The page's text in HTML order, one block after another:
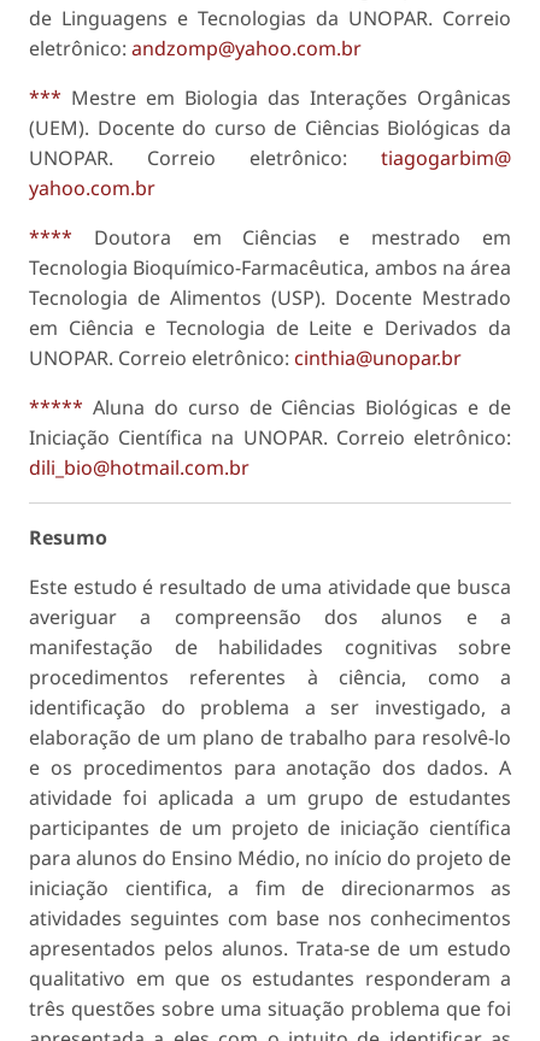
de Linguagens e Tecnologias da UNOPAR. Correio
eletrônico: andzomp@yahoo.com.br
*** Mestre em Biologia das Interações Orgânicas
(UEM). Docente do curso de Ciências Biológicas da
UNOPAR. Correio eletrônico: tiagogarbim@
yahoo.com.br
**** Doutora em Ciências e mestrado em
Tecnologia Bioquímico-Farmacêutica, ambos na área
Tecnologia de Alimentos (USP). Docente Mestrado
em Ciência e Tecnologia de Leite e Derivados da
UNOPAR. Correio eletrônico: cinthia@unopar.br
***** Aluna do curso de Ciências Biológicas e de
Iniciação Científica na UNOPAR. Correio eletrônico:
dili_bio@hotmail.com.br
Resumo
Este estudo é resultado de uma atividade que busca
averiguar a compreensão dos alunos e a
manifestação de habilidades cognitivas sobre
procedimentos referentes à ciência, como a
identificação do problema a ser investigado, a
elaboração de um plano de trabalho para resolvê-lo
e os procedimentos para anotação dos dados. A
atividade foi aplicada a um grupo de estudantes
participantes de um projeto de iniciação científica
para alunos do Ensino Médio, no início do projeto de
iniciação cientifica, a fim de direcionarmos as
atividades seguintes com base nos conhecimentos
apresentados pelos alunos. Trata-se de um estudo
qualitativo em que os estudantes responderam a
três questões sobre uma situação problema que foi